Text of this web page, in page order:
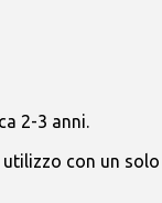
2-3 anni.
con un